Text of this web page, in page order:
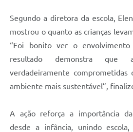
Segundo a diretora da escola,
mostrou o quanto as crianças
“Foi bonito ver o
resultado demonstra que
verdadeiramente comprometidas
ambiente mais sustentável”,
A ação reforça a importância
desde a infância, unindo